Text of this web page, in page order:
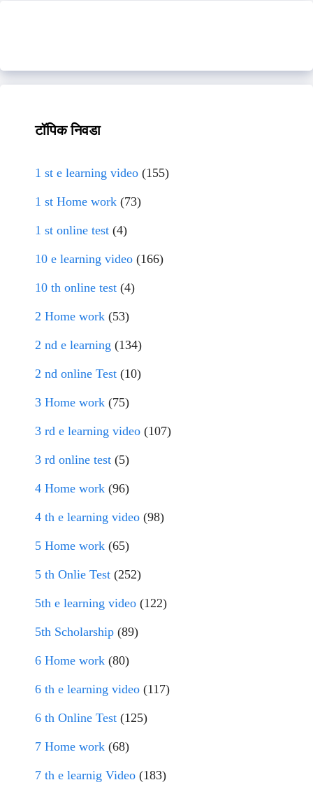
टॉपिक निवडा
1 st e learning video (155)
1 st Home work (73)
1 st online test (4)
10 e learning video (166)
10 th online test (4)
2 Home work (53)
2 nd e learning (134)
2 nd online Test (10)
3 Home work (75)
3 rd e learning video (107)
3 rd online test (5)
4 Home work (96)
4 th e learning video (98)
5 Home work (65)
5 th Onlie Test (252)
5th e learning video (122)
5th Scholarship (89)
6 Home work (80)
6 th e learning video (117)
6 th Online Test (125)
7 Home work (68)
7 th e learnig Video (183)